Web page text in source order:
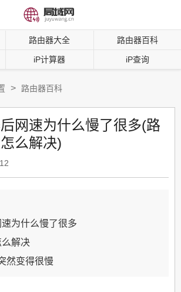
路由器大全 路由器百科
iP计算器 iP查询
> 路由器百科
网速为什么慢了很多(路
么解决)
为什么慢了很多
解决
然变得很慢